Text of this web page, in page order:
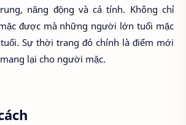
năng động và cá tính. Không chỉ
được mà những người lớn tuổi mặc
Sự thời trang đó chính là điểm mới
lại cho người mặc.